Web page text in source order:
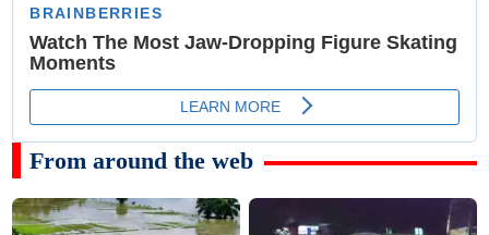
From around the web